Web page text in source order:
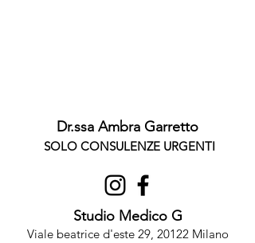
Dr.ssa Ambra Garretto
SOLO CONSULENZE URGENTI
Studio Medico G
Viale beatrice d'este 29, 20122 Milano